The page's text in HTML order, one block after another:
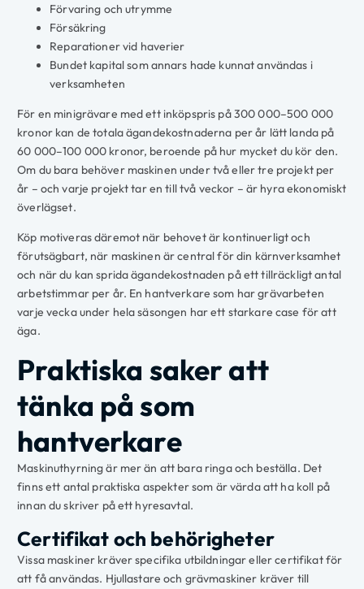
Förvaring och utrymme
Försäkring
Reparationer vid haverier
Bundet kapital som annars hade kunnat användas i
verksamheten
För en minigrävare med ett inköpspris på 300 000–500 000
kronor kan de totala ägandekostnaderna per år lätt landa på
60 000–100 000 kronor, beroende på hur mycket du kör den.
Om du bara behöver maskinen under två eller tre projekt per
år – och varje projekt tar en till två veckor – är hyra ekonomiskt
överlägset.
Köp motiveras däremot när behovet är kontinuerligt och
förutsägbart, när maskinen är central för din kärnverksamhet
och när du kan sprida ägandekostnaden på ett tillräckligt antal
arbetstimmar per år. En hantverkare som har grävarbeten
varje vecka under hela säsongen har ett starkare case för att
äga.
Praktiska saker att
tänka på som
hantverkare
Maskinuthyrning är mer än att bara ringa och beställa. Det
finns ett antal praktiska aspekter som är värda att ha koll på
innan du skriver på ett hyresavtal.
Certifikat och behörigheter
Vissa maskiner kräver specifika utbildningar eller certifikat för
att få användas. Hjullastare och grävmaskiner kräver till